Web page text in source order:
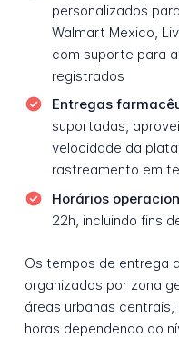
personalizados
Walmart Mexico,
com suporte para
registrados
Entregas
suportadas,
velocidade da
rastreamento em
Horários
22h, incluindo fins
Os tempos de entrega
organizados por zona
áreas urbanas
horas dependendo do